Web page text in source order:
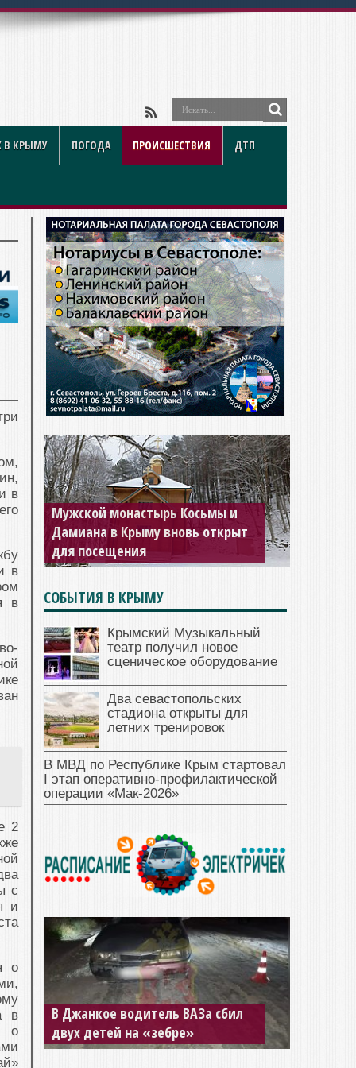
В КРЫМУ ПОГОДА ПРОИСШЕСТВИЯ ДТП
в
в
в
2
с
и
о
в
о
«Новый Херсонес»: здесь наши
корни
СОБЫТИЯ В КРЫМУ
Крымский Музыкальный
театр получил новое
сценическое оборудование
Два севастопольских
стадиона открыты для
летних тренировок
В МВД по Республике Крым стартовал
I этап оперативно‑профилактической
операции «Мак‑2026»
В Крыму разбираются с ДТП, в
котором погибли двое детей и
взрослый